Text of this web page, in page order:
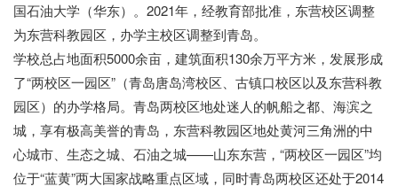
国石油大学（华东）。2021年，经教育部批准，东营校区调整
为东营科教园区，办学主校区调整到青岛。
学校总占地面积5000余亩，建筑面积130余万平方米，发展形成
了“两校区一园区”（青岛唐岛湾校区、古镇口校区以及东营科教
园区）的办学格局。青岛两校区地处迷人的帆船之都、海滨之
城，享有极高美誉的青岛，东营科教园区地处黄河三角洲的中
心城市、生态之城、石油之城——山东东营，“两校区一园区”均
位于“蓝黄”两大国家战略重点区域，同时青岛两校区还处于2014